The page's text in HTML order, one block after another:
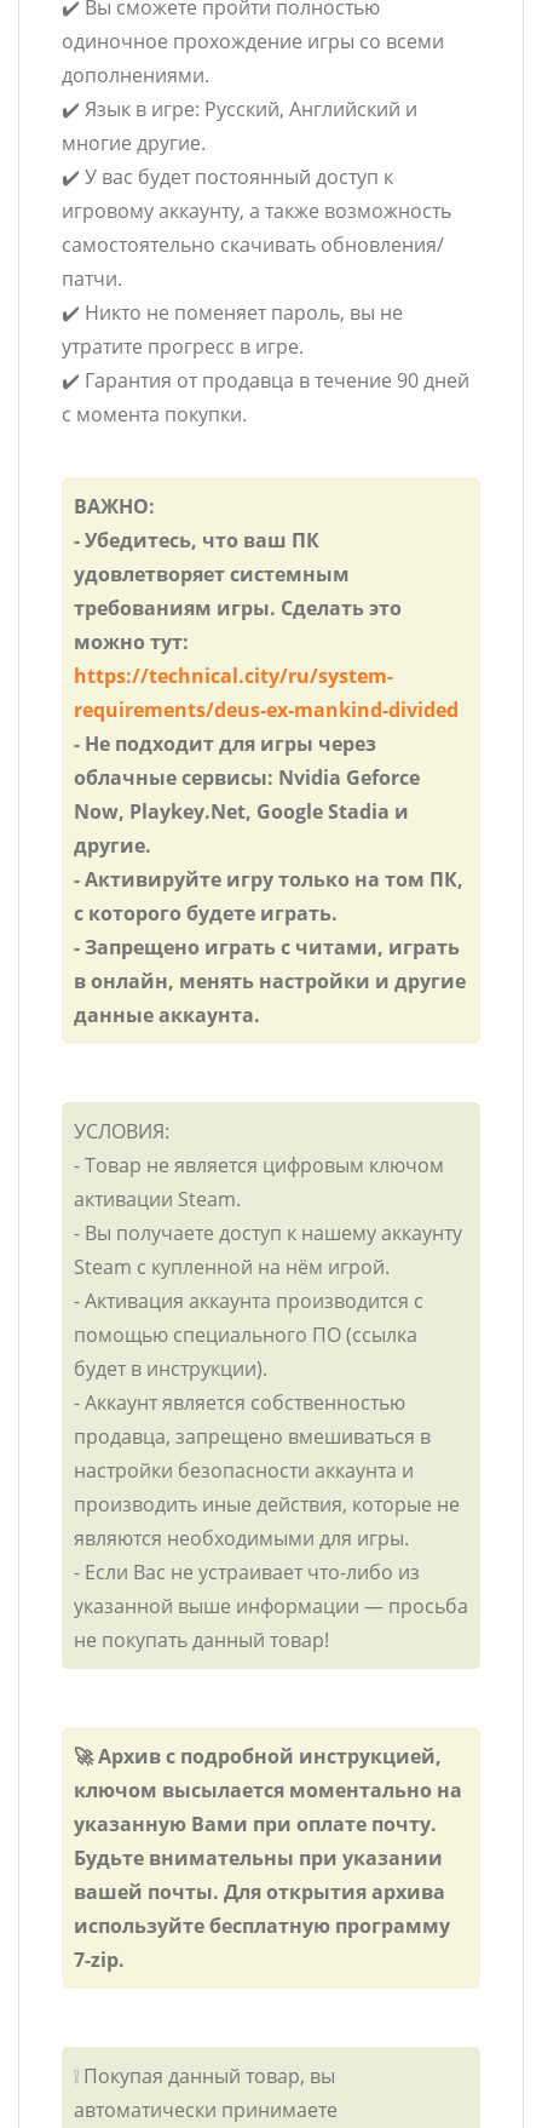
✔️ Вы сможете пройти полностью
одиночное прохождение игры со всеми
дополнениями.
✔️ Язык в игре: Русский, Английский и
многие другие.
✔️ У вас будет постоянный доступ к
игровому аккаунту, а также возможность
самостоятельно скачивать обновления/
патчи.
✔️ Никто не поменяет пароль, вы не
утратите прогресс в игре.
✔️ Гарантия от продавца в течение 90 дней
с момента покупки.
ВАЖНО:
- Убедитесь, что ваш ПК
удовлетворяет системным
требованиям игры. Сделать это
можно тут:
https://technical.city/ru/system-
requirements/deus-ex-mankind-divided
- Не подходит для игры через
облачные сервисы: Nvidia Geforce
Now, Playkey.Net, Google Stadia и
другие.
- Активируйте игру только на том ПК,
с которого будете играть.
- Запрещено играть с читами, играть
в онлайн, менять настройки и другие
данные аккаунта.
УСЛОВИЯ:
- Товар не является цифровым ключом
активации Steam.
- Вы получаете доступ к нашему аккаунту
Steam с купленной на нём игрой.
- Активация аккаунта производится с
помощью специального ПО (ссылка
будет в инструкции).
- Аккаунт является собственностью
продавца, запрещено вмешиваться в
настройки безопасности аккаунта и
производить иные действия, которые не
являются необходимыми для игры.
- Если Вас не устраивает что-либо из
указанной выше информации — просьба
не покупать данный товар!
🚀 Архив с подробной инструкцией,
ключом высылается моментально на
указанную Вами при оплате почту.
Будьте внимательны при указании
вашей почты. Для открытия архива
используйте бесплатную программу
7-zip.
❕ Покупая данный товар, вы
автоматически принимаете